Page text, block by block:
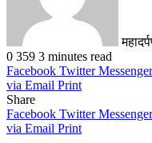
0 359 3 minutes read
Facebook Twitter Messenger
via Email Print
Share
Facebook Twitter Messenger
via Email Print